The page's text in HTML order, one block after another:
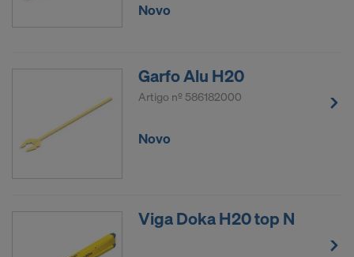
Novo
Garfo Alu H20
Artigo nº 586182000
Novo
Viga Doka H20 top N